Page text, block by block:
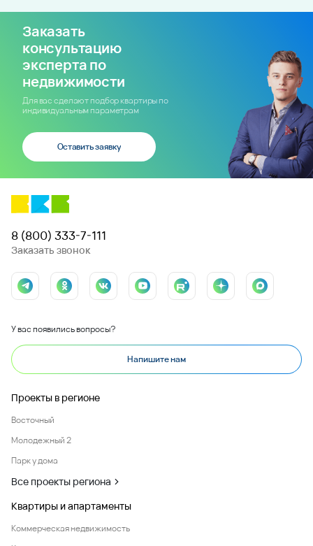
Заказать
консультацию
эксперта по
недвижимости
Для вас сделают подбор квартиры по
индивидуальным параметрам
Оставить заявку
8 (800) 333-7-111
Заказать звонок
У вас появились вопросы?
Напишите нам
Проекты в регионе
Восточный
Молодежный 2
Парк у дома
Все проекты региона
Квартиры и апартаменты
Коммерческая недвижимость